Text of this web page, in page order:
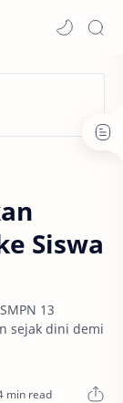
Siswa
13
sejak dini demi
min read